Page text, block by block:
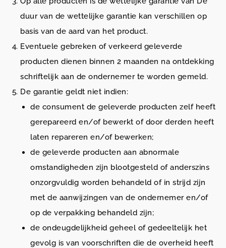
duur van de wettelijke garantie kan verschillen op
basis van de aard van het product.
Eventuele gebreken of verkeerd geleverde
producten dienen binnen 2 maanden na ontdekking
schriftelijk aan de ondernemer te worden gemeld.
De garantie geldt niet indien:
de consument de geleverde producten zelf heeft
gerepareerd en/of bewerkt of door derden heeft
laten repareren en/of bewerken;
de geleverde producten aan abnormale
omstandigheden zijn blootgesteld of anderszins
onzorgvuldig worden behandeld of in strijd zijn
met de aanwijzingen van de ondernemer en/of
op de verpakking behandeld zijn;
de ondeugdelijkheid geheel of gedeeltelijk het
gevolg is van voorschriften die de overheid heeft